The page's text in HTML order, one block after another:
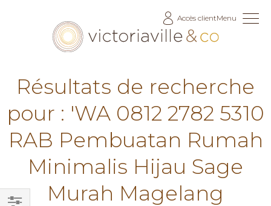
Accès clientMenu
Résultats de recherche
pour : 'WA 0812 2782 5310
RAB Pembuatan Rumah
Minimalis Hijau Sage
Murah Magelang